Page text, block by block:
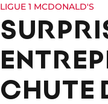
LIGUE 1 MCDONALD'S
CHUTE